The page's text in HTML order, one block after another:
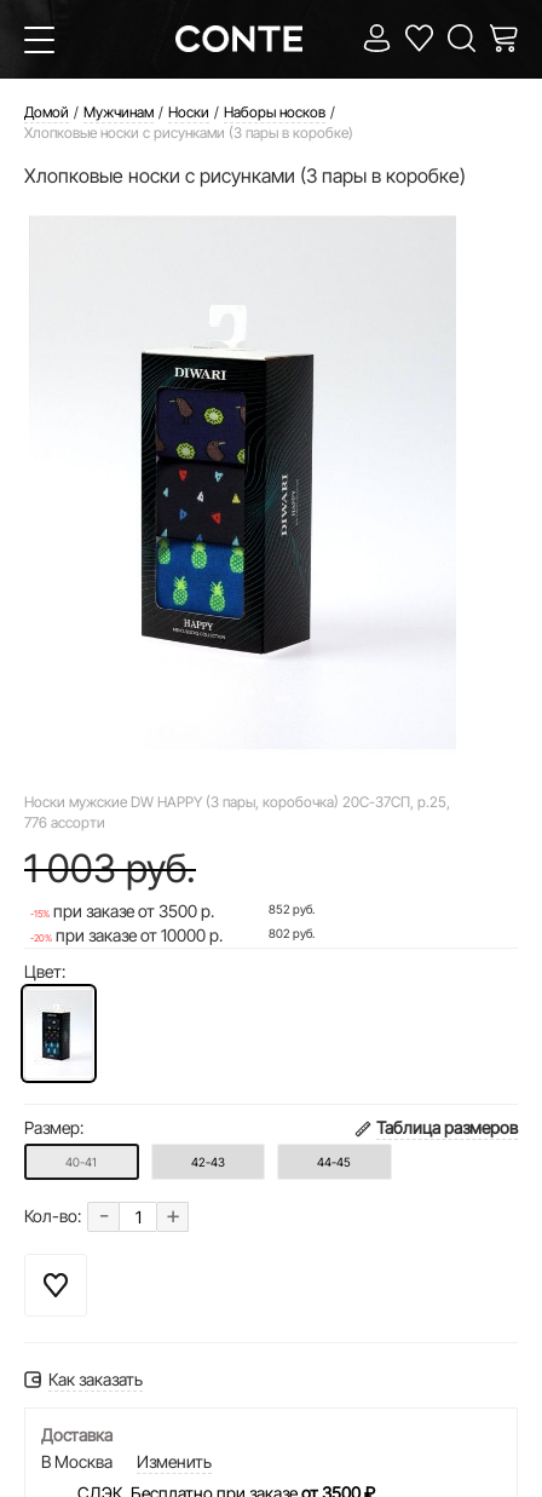
Домой Мужчинам Носки
Наборы носков
Хлопковые носки с рисунками (3 пары в коробке)
Хлопковые носки с рисунками (3 пары в коробке)
Носки мужские DW HAPPY (3 пары, коробочка) 20С-37СП, р.25,
776 ассорти
1 003 руб.
-15% при заказе от 3500 р. 852 руб.
-20% при заказе от 10000 р. 802 руб.
Цвет:
Размер: Таблица размеров
40-41 42-43 44-45
Кол-во: - +
Как заказать
Доставка
В Москва
Изменить
СДЭК, Бесплатно при заказеот 3500 ₽